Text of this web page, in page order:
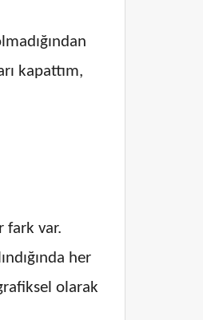
kapattım,
fark var.
her
olarak